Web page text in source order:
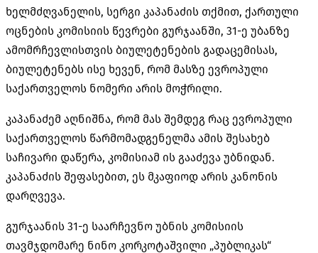
ხელმძღვანელის, სერგი კაპანაძის თქმით, ქართული
ოცნების კომისიის წევრები გურჯაანში, 31-ე უბანზე
ამომრჩევლისთვის ბიულეტენების გადაცემისას,
ბიულეტენებს ისე ხევენ, რომ მასზე ევროპული
საქართველოს ნომერი არის მოჭრილი.
კაპანაძემ აღნიშნა, რომ მას შემდეგ რაც ევროპული
საქართველოს წარმომადგენელმა ამის შესახებ
საჩივარი დაწერა, კომისიამ ის გააძევა უბნიდან.
კაპანაძის შეფასებით, ეს მკაფიოდ არის კანონის
დარღვევა.
გურჯაანის 31-ე საარჩევნო უბნის კომისიის
თავმჯდომარე ნინო კორკოტაშვილი „პუბლიკას“